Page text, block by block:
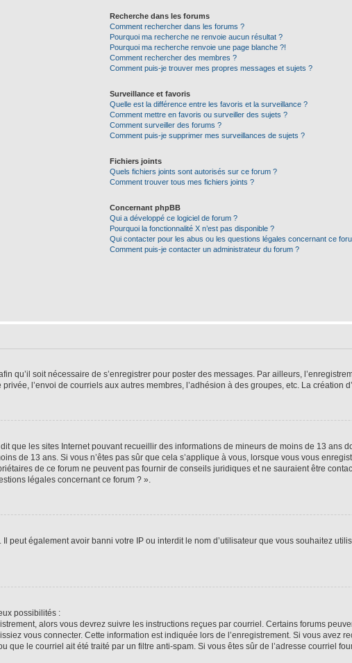
Recherche dans les forums
Comment rechercher dans les forums ?
Pourquoi ma recherche ne renvoie aucun résultat ?
Pourquoi ma recherche renvoie une page blanche ?!
Comment rechercher des membres ?
Comment puis-je trouver mes propres messages et sujets ?
Surveillance et favoris
Quelle est la différence entre les favoris et la surveillance ?
Comment mettre en favoris ou surveiller des sujets ?
Comment surveiller des forums ?
Comment puis-je supprimer mes surveillances de sujets ?
Fichiers joints
Quels fichiers joints sont autorisés sur ce forum ?
Comment trouver tous mes fichiers joints ?
Concernant phpBB
Qui a développé ce logiciel de forum ?
Pourquoi la fonctionnalité X n’est pas disponible ?
Qui contacter pour les abus ou les questions légales concernant ce
Comment puis-je contacter un administrateur du forum ?
qu’il soit nécessaire de s’enregistrer pour poster des messages. Par ailleurs,
l’envoi de courriels aux autres membres, l’adhésion à des groupes, etc. La création
que les sites Internet pouvant recueillir des informations de mineurs de moins de 13 ans
de 13 ans. Si vous n’êtes pas sûr que cela s’applique à vous, lorsque vous vous
de ce forum ne peuvent pas fournir de conseils juridiques et ne sauraient être
légales concernant ce forum ? ».
peut également avoir banni votre IP ou interdit le nom d’utilisateur que vous souhaitez
possibilités :
alors vous devrez suivre les instructions reçues par courriel. Certains forums
vous connecter. Cette information est indiquée lors de l’enregistrement. Si vous avez
le courriel ait été traité par un filtre anti-spam. Si vous êtes sûr de l’adresse courriel